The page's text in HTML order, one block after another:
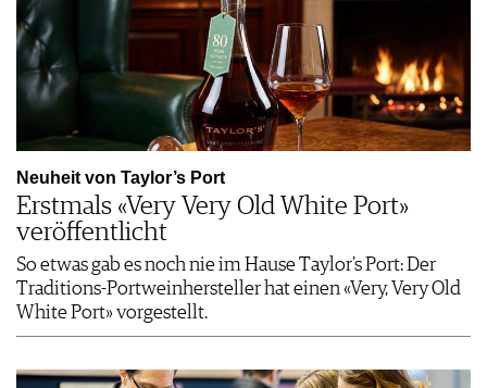
Neuheit von Taylor’s Port
Erstmals «Very Very Old White Port»
veröffentlicht
So etwas gab es noch nie im Hause Taylor’s Port: Der
Traditions-Portweinhersteller hat einen «Very, Very Old
White Port» vorgestellt.